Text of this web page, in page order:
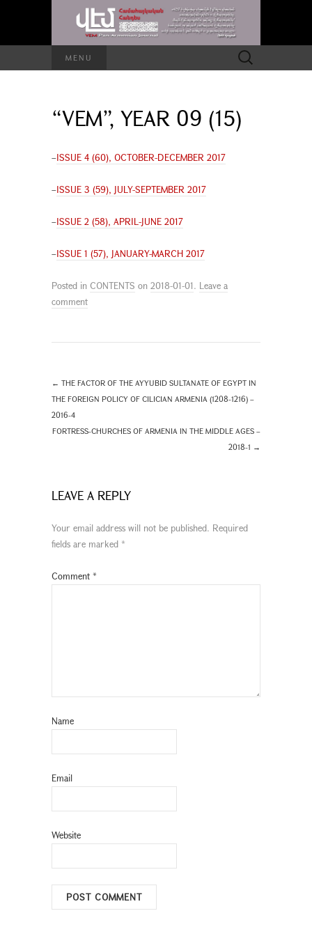
MENU
Search
for:
“VEM”, YEAR 09 (15)
–ISSUE 4 (60), OCTOBER-DECEMBER 2017
–ISSUE 3 (59), JULY-SEPTEMBER 2017
–ISSUE 2 (58), APRIL-JUNE 2017
–ISSUE 1 (57), JANUARY-MARCH 2017
Posted in CONTENTS on 2018-01-01. Leave a
comment
← THE FACTOR OF THE AYYUBID SULTANATE OF EGYPT IN
THE FOREIGN POLICY OF CILICIAN ARMENIA (1208-1216) –
2016-4
FORTRESS-CHURCHES OF ARMENIA IN THE MIDDLE AGES –
2018-1 →
LEAVE A REPLY
Your email address will not be published. Required
fields are marked *
Comment *
Name
Email
Website